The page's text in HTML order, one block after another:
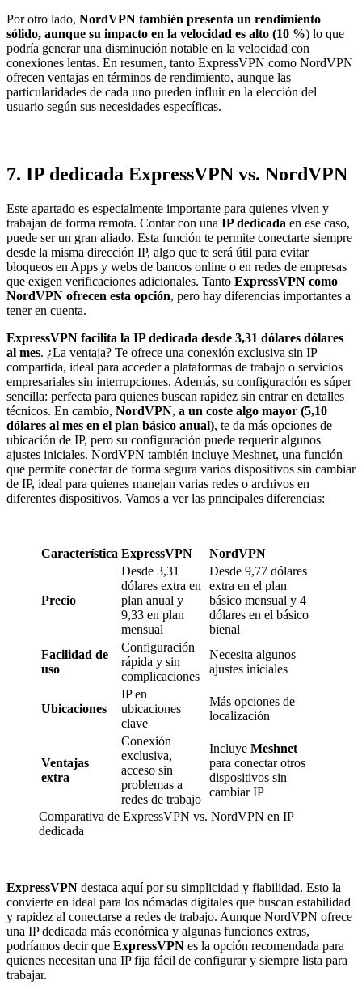
Por otro lado, NordVPN también presenta un rendimiento
sólido, aunque su impacto en la velocidad es alto (10 %) lo que
podría generar una disminución notable en la velocidad con
conexiones lentas. En resumen, tanto ExpressVPN como NordVPN
ofrecen ventajas en términos de rendimiento, aunque las
particularidades de cada uno pueden influir en la elección del
usuario según sus necesidades específicas.
7. IP dedicada ExpressVPN vs. NordVPN
Este apartado es especialmente importante para quienes viven y
trabajan de forma remota. Contar con una IP dedicada en ese caso,
puede ser un gran aliado. Esta función te permite conectarte siempre
desde la misma dirección IP, algo que te será útil para evitar
bloqueos en Apps y webs de bancos online o en redes de empresas
que exigen verificaciones adicionales. Tanto ExpressVPN como
NordVPN ofrecen esta opción, pero hay diferencias importantes a
tener en cuenta.
ExpressVPN facilita la IP dedicada desde 3,31 dólares dólares
al mes. ¿La ventaja? Te ofrece una conexión exclusiva sin IP
compartida, ideal para acceder a plataformas de trabajo o servicios
empresariales sin interrupciones. Además, su configuración es súper
sencilla: perfecta para quienes buscan rapidez sin entrar en detalles
técnicos. En cambio, NordVPN, a un coste algo mayor (5,10
dólares al mes en el plan básico anual), te da más opciones de
ubicación de IP, pero su configuración puede requerir algunos
ajustes iniciales. NordVPN también incluye Meshnet, una función
que permite conectar de forma segura varios dispositivos sin cambiar
de IP, ideal para quienes manejan varias redes o archivos en
diferentes dispositivos. Vamos a ver las principales diferencias:
Característica ExpressVPN NordVPN
Precio
Desde 3,31
dólares extra en
plan anual y
9,33 en plan
mensual
Desde 9,77 dólares
extra en el plan
básico mensual y 4
dólares en el básico
bienal
Facilidad de
uso
Configuración
rápida y sin
complicaciones
Necesita algunos
ajustes iniciales
Ubicaciones
IP en
ubicaciones
clave
Más opciones de
localización
Ventajas
extra
Conexión
exclusiva,
acceso sin
problemas a
redes de trabajo
Incluye Meshnet
para conectar otros
dispositivos sin
cambiar IP
Comparativa de ExpressVPN vs. NordVPN en IP
dedicada
ExpressVPN destaca aquí por su simplicidad y fiabilidad. Esto la
convierte en ideal para los nómadas digitales que buscan estabilidad
y rapidez al conectarse a redes de trabajo. Aunque NordVPN ofrece
una IP dedicada más económica y algunas funciones extras,
podríamos decir que ExpressVPN es la opción recomendada para
quienes necesitan una IP fija fácil de configurar y siempre lista para
trabajar.